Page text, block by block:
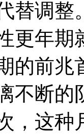
替调整
更年期
的前兆
不断的
，这种